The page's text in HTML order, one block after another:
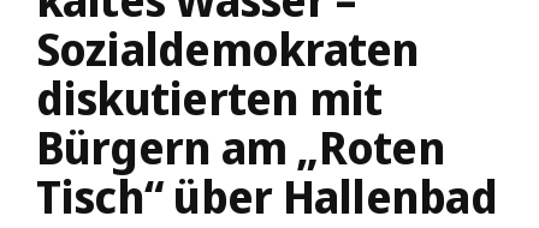
Sozialdemokraten
diskutierten mit
Bürgern am „Roten
Tisch“ über Hallenbad